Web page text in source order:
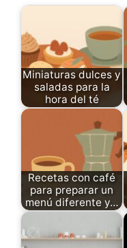
Miniaturas dulces y
saladas para la
hora del té
Recetas con café
para preparar un
menú diferente y…